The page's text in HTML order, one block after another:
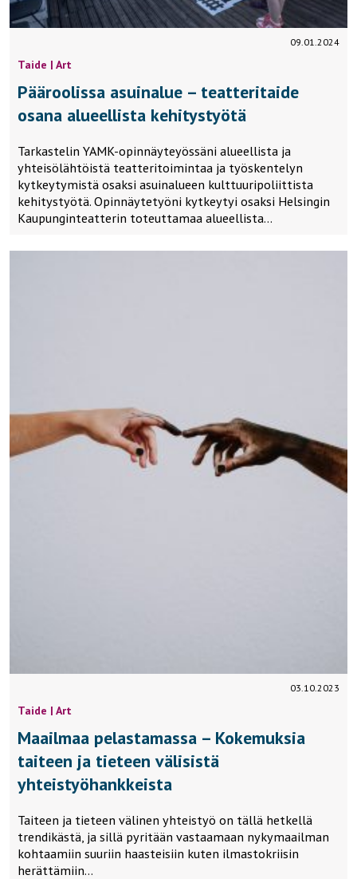
09.01.2024
Taide | Art
Pääroolissa asuinalue – teatteritaide
osana alueellista kehitystyötä
Tarkastelin YAMK-opinnäyteyössäni alueellista ja
yhteisölähtöistä teatteritoimintaa ja työskentelyn
kytkeytymistä osaksi asuinalueen kulttuuripoliittista
kehitystyötä. Opinnäytetyöni kytkeytyi osaksi Helsingin
Kaupunginteatterin toteuttamaa alueellista…
03.10.2023
Taide | Art
Maailmaa pelastamassa – Kokemuksia
taiteen ja tieteen välisistä
yhteistyöhankkeista
Taiteen ja tieteen välinen yhteistyö on tällä hetkellä
trendikästä, ja sillä pyritään vastaamaan nykymaailman
kohtaamiin suuriin haasteisiin kuten ilmastokriisin
herättämiin…